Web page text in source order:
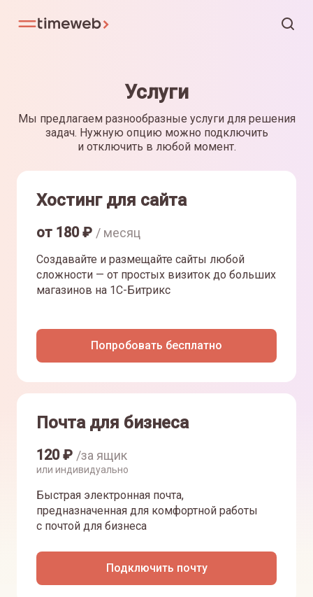
Услуги
Мы предлагаем разнообразные услуги для решения
задач. Нужную опцию можно подключить
и отключить в любой момент.
Хостинг для сайта
от 180₽ / месяц
Создавайте и размещайте сайты любой
сложности — от простых визиток до больших
магазинов на 1С-Битрикс
Попробовать бесплатно
Почта для бизнеса
120₽ /за ящик
или индивидуально
Быстрая электронная почта,
предназначенная для комфортной работы
с почтой для бизнеса
Подключить почту